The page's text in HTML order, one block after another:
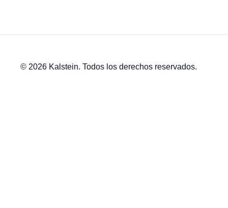
© 2026 Kalstein. Todos los derechos reservados.